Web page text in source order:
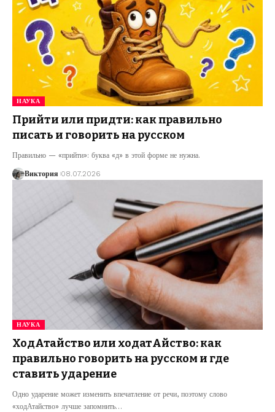
НАУКА
Прийти или придти: как правильно
писать и говорить на русском
Правильно — «прийти»: буква «д» в этой форме не нужна.
Виктория 08.07.2026
НАУКА
ХодАтайство или ходатАйство: как
правильно говорить на русском и где
ставить ударение
Одно ударение может изменить впечатление от речи, поэтому слово
«ходАтайство» лучше запомнить…